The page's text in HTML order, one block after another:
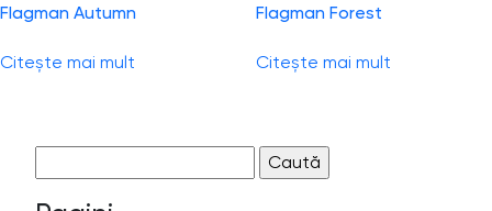
Flagman Autumn
Citește mai mult
Flagman Forest
Citește mai mult
după: